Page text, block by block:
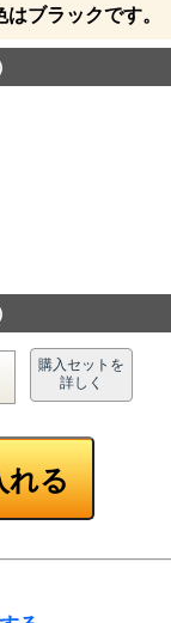
ブラックです。
購入セットを
詳しく